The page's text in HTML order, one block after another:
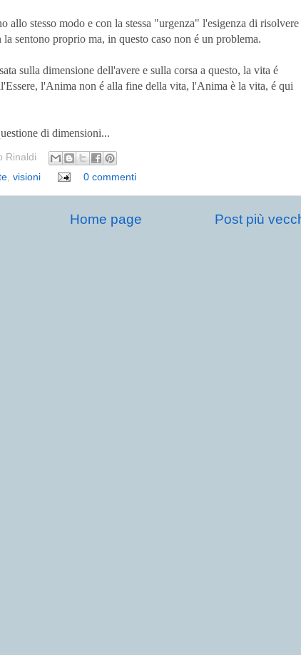
allo stesso modo e con la stessa "urgenza" l'esigenza di risolvere
sentono proprio ma, in questo caso non é un problema.
sulla dimensione dell'avere e sulla corsa a questo, la vita é
l'Anima non é alla fine della vita, l'Anima è la vita, é qui
di dimensioni...
Rinaldi
visioni 0 commenti
Post più
Home page